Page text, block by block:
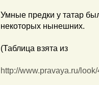
Умные предки у татар
некоторых нынешних.
(Таблица взята из
http://www.pravaya.ru/